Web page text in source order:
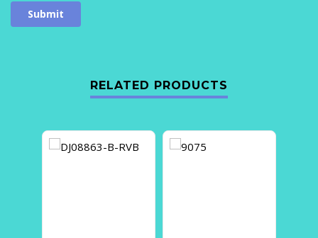
RELATED PRODUCTS